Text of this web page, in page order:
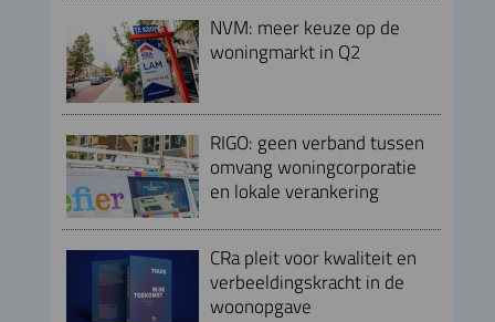
NVM: meer keuze op de
woningmarkt in Q2
RIGO: geen verband tussen
omvang woningcorporatie
en lokale verankering
CRa pleit voor kwaliteit en
verbeeldingskracht in de
woonopgave